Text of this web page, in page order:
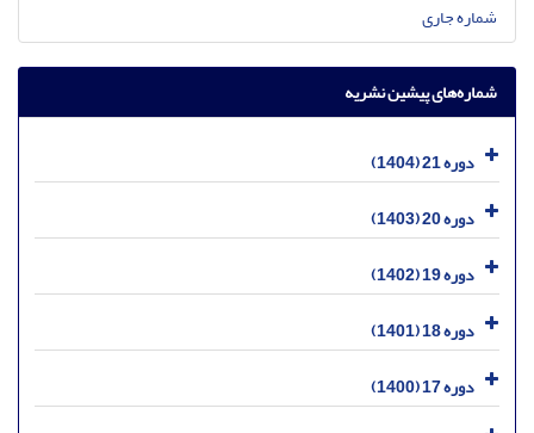
شماره جاری
شماره‌های پیشین نشریه
دوره 21 (1404)
دوره 20 (1403)
دوره 19 (1402)
دوره 18 (1401)
دوره 17 (1400)